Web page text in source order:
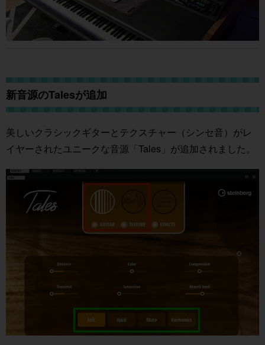
新音源のTalesが追加
美しいクラシックギターとテクスチャー（シンセ音）がレ
イヤーされたユニークな音源「Tales」が追加されました。